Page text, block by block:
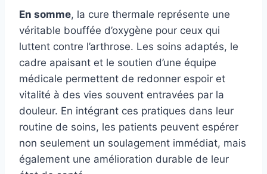
En somme, la cure thermale représente une
véritable bouffée d’oxygène pour ceux qui
luttent contre l’arthrose. Les soins adaptés, le
cadre apaisant et le soutien d’une équipe
médicale permettent de redonner espoir et
vitalité à des vies souvent entravées par la
douleur. En intégrant ces pratiques dans leur
routine de soins, les patients peuvent espérer
non seulement un soulagement immédiat, mais
également une amélioration durable de leur